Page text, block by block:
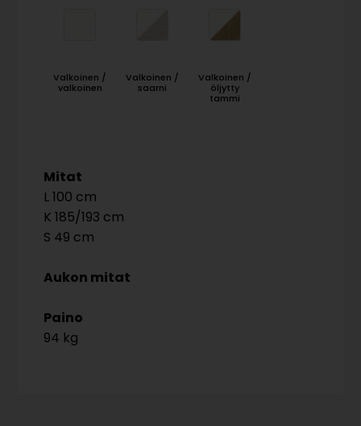
Valkoinen /
valkoinen
Valkoinen /
saarni
Valkoinen /
öljytty
tammi
Mitat
100
185/193
49
Aukon mitat
Paino
94 kg